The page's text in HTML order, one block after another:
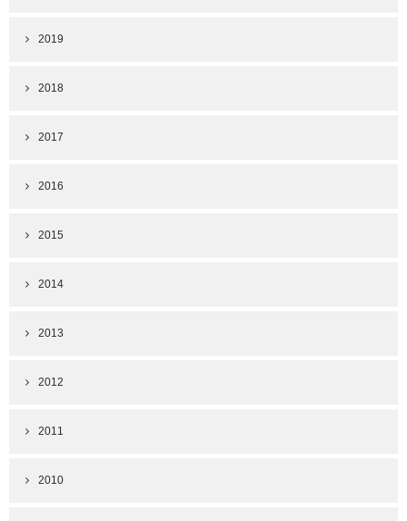
2019
2018
2017
2016
2015
2014
2013
2012
2011
2010